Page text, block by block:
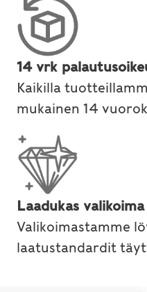
14 vrk
Kaikilla
mukainen 14
Laadukas valikoima
Valikoimastamme
laatustandardit